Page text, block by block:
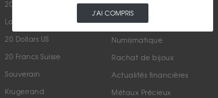
20 Francs Marianne Coq
Louis d'Or - 20 Francs Or
20 Dollars US
20 Francs Suisse
Souverain
Krugerrand
Argent
Cours de l'or
Numismatique
Rachat de bijoux
Actualités financières
Métaux Précieux
J'AI COMPRIS